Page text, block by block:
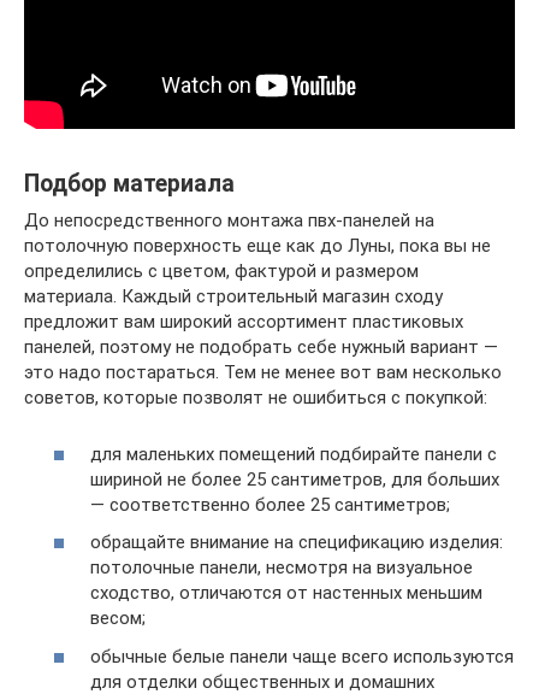
Подбор материала
До непосредственного монтажа пвх-панелей на
потолочную поверхность еще как до Луны, пока вы не
определились с цветом, фактурой и размером
материала. Каждый строительный магазин сходу
предложит вам широкий ассортимент пластиковых
панелей, поэтому не подобрать себе нужный вариант —
это надо постараться. Тем не менее вот вам несколько
советов, которые позволят не ошибиться с покупкой:
для маленьких помещений подбирайте панели с
шириной не более 25 сантиметров, для больших
— соответственно более 25 сантиметров;
обращайте внимание на спецификацию изделия:
потолочные панели, несмотря на визуальное
сходство, отличаются от настенных меньшим
весом;
обычные белые панели чаще всего используются
для отделки общественных и домашних